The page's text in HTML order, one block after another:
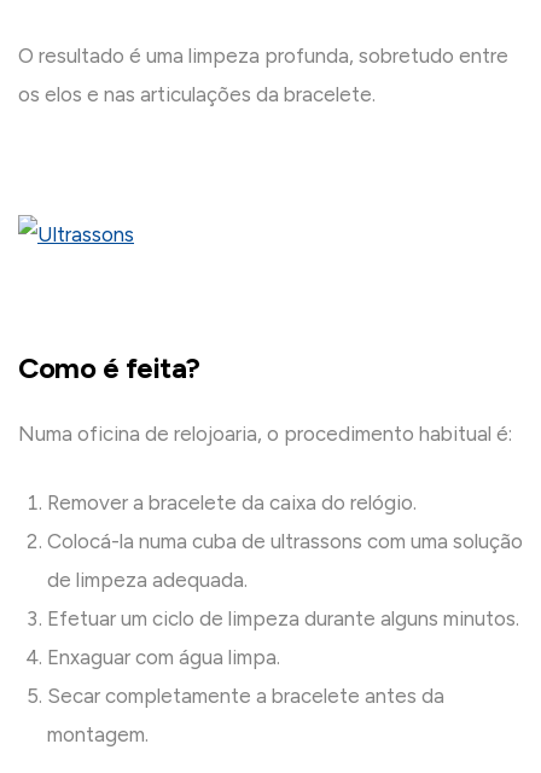
O resultado é uma limpeza profunda, sobretudo entre
os elos e nas articulações da bracelete.
Como é feita?
Numa oficina de relojoaria, o procedimento habitual é:
Remover a bracelete da caixa do relógio.
Colocá-la numa cuba de ultrassons com uma solução
de limpeza adequada.
Efetuar um ciclo de limpeza durante alguns minutos.
Enxaguar com água limpa.
Secar completamente a bracelete antes da
montagem.